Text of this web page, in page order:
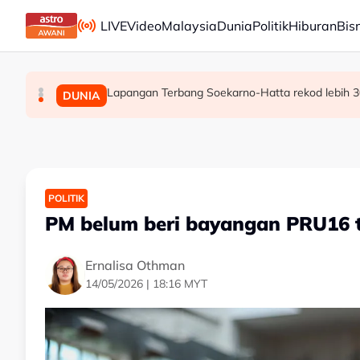
Skip to main content
LIVEVideoMalaysiaDuniaPolitikHiburan
POLITIK [TERKINI] 10 ADUN BN-PN dilantik Exco,
POLITIK PRU16: Kedudukan PH dijangka mengukuh,
DUNIA Lapangan Terbang Soekarno-Hatta rekod lebih
POLITIK
PM belum beri bayangan
Ernalisa Othman
14/05/2026 | 18:16 MYT